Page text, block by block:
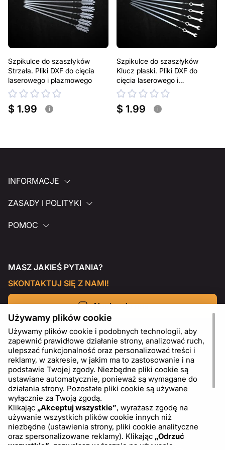
Szpikulce do szaszłyków
Strzała. Pliki DXF do cięcia
laserowego i plazmowego
$ 1.99 i
Szpikulce do szaszłyków
Klucz płaski. Pliki DXF do
cięcia laserowego i
plazmowego
$ 1.99 i
INFORMACJE
ZASADY I POLITYKI
POMOC
MASZ JAKIEŚ PYTANIA?
SKONTAKTUJ SIĘ Z NAMI!
Napisz do nas
PL USD - US Dollar ($)
Używamy plików cookie
Używamy plików cookie i podobnych technologii, aby
zapewnić prawidłowe działanie strony, analizować ruch,
ulepszać funkcjonalność oraz personalizować treści i
reklamy, w zakresie, w jakim ma to zastosowanie i na
podstawie Twojej zgody. Niezbędne pliki cookie są
ustawiane automatycznie, ponieważ są wymagane do
działania strony. Pozostałe pliki cookie są używane
wyłącznie za Twoją zgodą.
Klikając „Akceptuj wszystkie”, wyrażasz zgodę na
używanie wszystkich plików cookie innych niż
niezbędne (ustawienia strony, pliki cookie analityczne
oraz spersonalizowane reklamy). Klikając „Odrzuć
wszystkie” , zezwalasz wyłącznie na używanie